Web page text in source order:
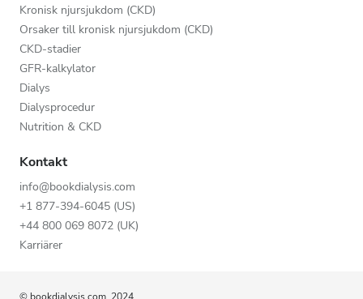
Kronisk njursjukdom (CKD)
Orsaker till kronisk njursjukdom (CKD)
CKD-stadier
GFR-kalkylator
Dialys
Dialysprocedur
Nutrition & CKD
Kontakt
info@bookdialysis.com
+1 877-394-6045 (US)
+44 800 069 8072 (UK)
Karriärer